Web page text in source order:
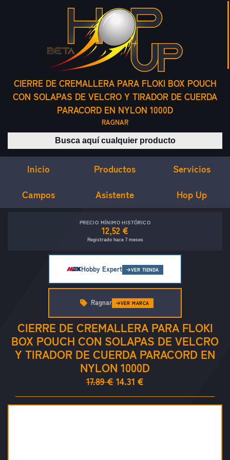
CIERRE DE CREMALLERA PARA FLOKI BOX POUCH
CON SOLAPAS DE VELCRO Y TIRADOR DE CUERDA
PARACORD EN NYLON 1000D
RAGNAR
Buscar productos
Inicio Productos Servicios
Campos Asistente Hop Up
PRECIO MÍNIMO HISTÓRICO
12,52 €
Registrado hace 7 meses
Hobby Expert VER TIENDA
CIERRE DE CREMALLERA PARA FLOKI
BOX POUCH CON SOLAPAS DE VELCRO
Y TIRADOR DE CUERDA PARACORD EN
NYLON 1000D
17.89 € 14.31 €
Ragnar VER MARCA